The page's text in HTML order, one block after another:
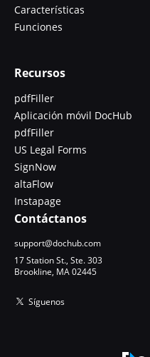
Características
Funciones
Recursos
pdfFiller
Aplicación móvil DocHub
pdfFiller
US Legal Forms
SignNow
altaFlow
Instapage
Contáctanos
support@dochub.com
17 Station St., Ste. 303
Brookline, MA 02445
Síguenos